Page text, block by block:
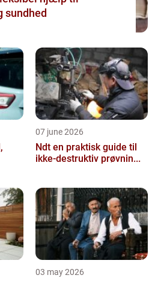
sundhed
07 june 2026
Ndt en praktisk guide til
ikke-destruktiv prøvnin...
03 may 2026